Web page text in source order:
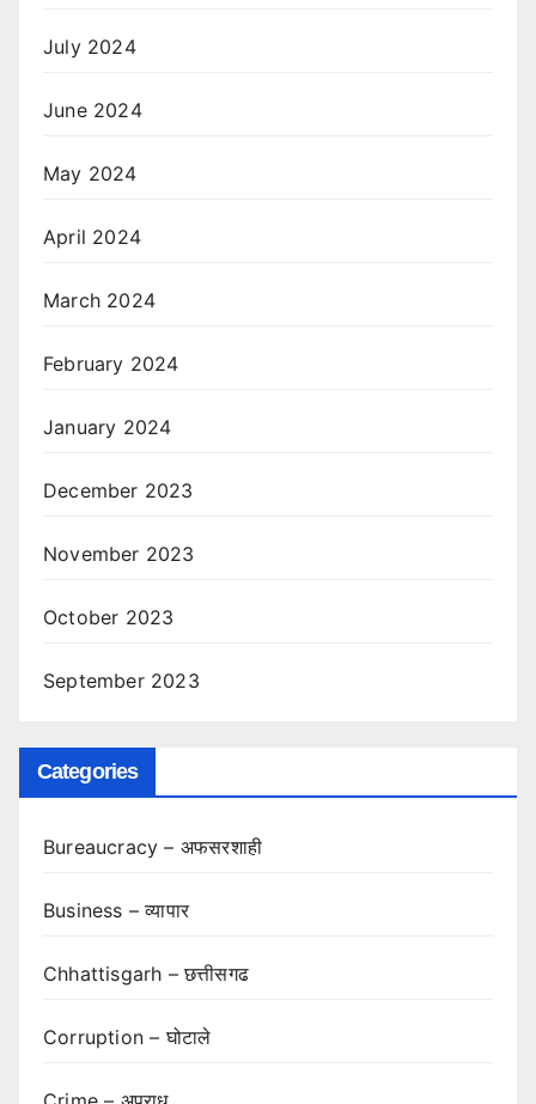
July 2024
June 2024
May 2024
April 2024
March 2024
February 2024
January 2024
December 2023
November 2023
October 2023
September 2023
Categories
Bureaucracy – अफसरशाही
Business – व्यापार
Chhattisgarh – छत्तीसगढ
Corruption – घोटाले